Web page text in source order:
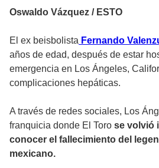
Oswaldo Vázquez / ESTO
El ex beisbolista Fernando
años de edad, después de estar
emergencia en Los Ángeles,
complicaciones hepáticas.
A través de redes sociales, Los
franquicia donde El Toro se volvió
conocer el fallecimiento del
mexicano.